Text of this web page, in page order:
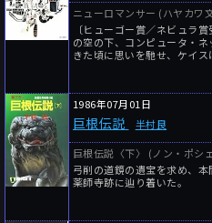
ニューロマンサー (ハヤカワ
〔ヒューゴー賞／ネビュラ
の空の下、コンピュータ・
きた頃に思いを馳せ、ケイス
1986年07月01日
巨根伝説 半村良
巨根伝説〈下〉 (ノン・ポシ
弓削の道鏡の遺宝を求め、
薬師寺跡に辿り着いた。